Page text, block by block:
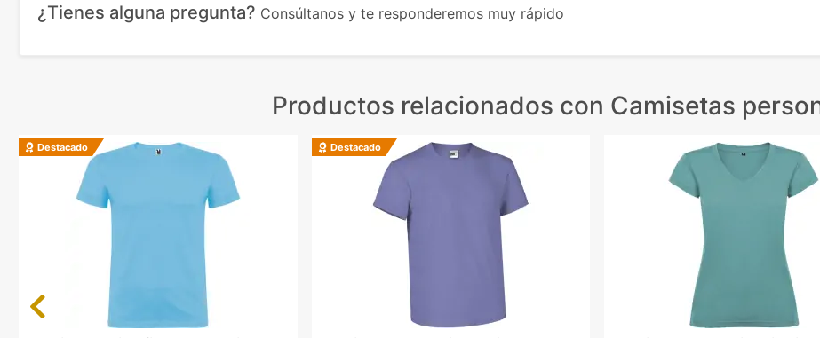
¿Tienes alguna pregunta? Consúltanos y te responderemos muy rápido
Productos relacionados con Camisetas
Destacado Destacado
Previous